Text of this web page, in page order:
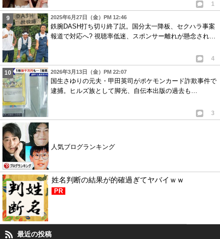
1
2025年6月27日（金）PM 12:46
鉄腕DASH打ち切り終了説。国分太一降板、セクハラ事案
報道で対応へ? 視聴率低迷、スポンサー離れが懸念され…
4
2026年3月13日（金）PM 22:07
国生さゆりの元夫・甲田英司がポケモンカード詐欺事件で
逮捕。ヒルズ族として脚光、自伝本出版の過去も…
3
人気ブログランキング
姓名判断の結果が的確過ぎてヤバイｗｗ
PR
最近の投稿